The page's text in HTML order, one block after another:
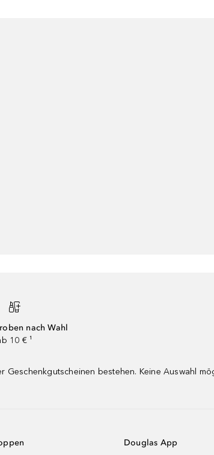
nach Wahl
10 € ¹
bestehen. Keine Auswahl
Douglas App